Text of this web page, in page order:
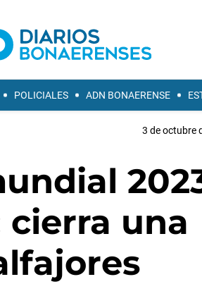
POLICIALES ADN BONAERENSE
3 de octubre
una